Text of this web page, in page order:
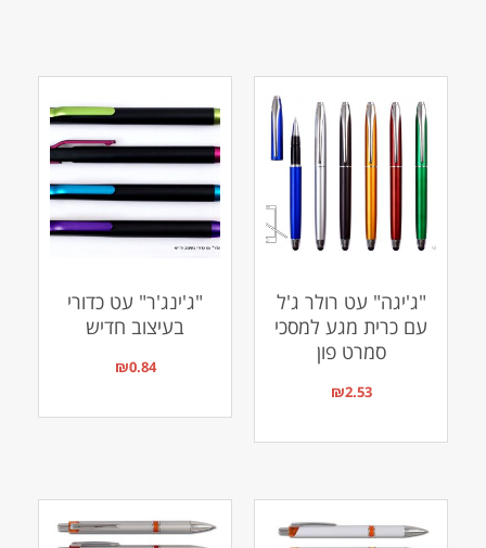
"ג'יגה" עט רולר ג'ל
עם כרית מגע למסכי
סמרט פון
₪2.53
"ג'ינג'ר" עט כדורי
בעיצוב חדיש
₪0.84